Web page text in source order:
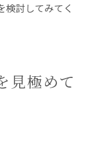
検討してみてく
見極めて